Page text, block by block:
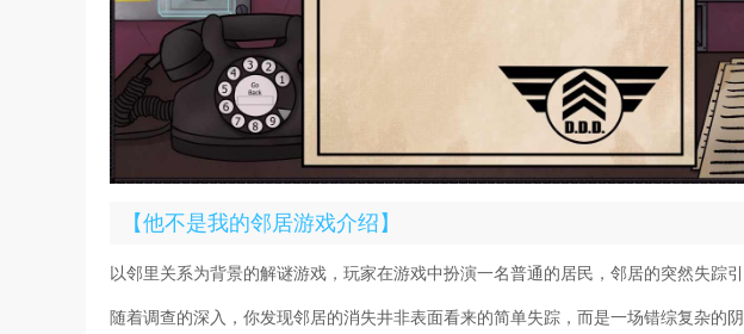
【他不是我的邻居游戏介绍】
以邻里关系为背景的解谜游戏，玩家在游戏中扮演一名普通的居民，邻居的突然失踪引
随着调查的深入，你发现邻居的消失井非表面看来的简单失踪，而是一场错综复杂的阴